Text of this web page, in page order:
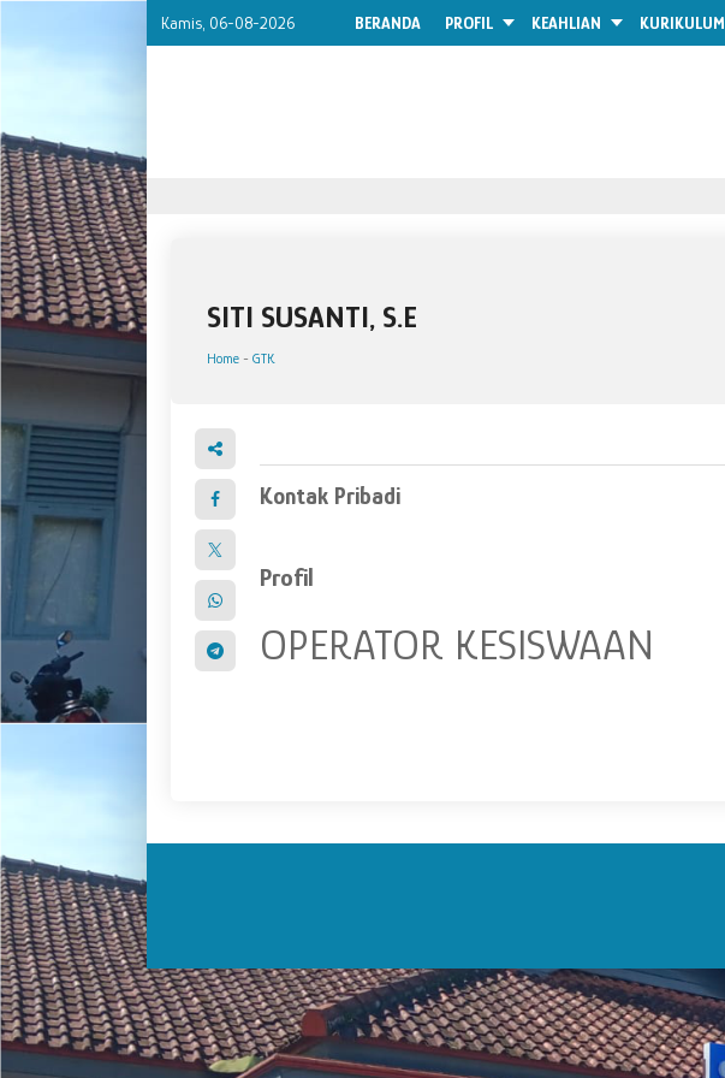
Kamis, 06-08-2026 BERANDA PROFIL KEAHLIAN KURIKULUM
SITI SUSANTI, S.E
Home - GTK
Kontak Pribadi
Profil
OPERATOR KESISWAAN